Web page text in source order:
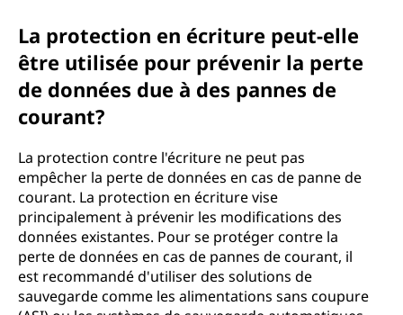
La protection en écriture peut-elle
être utilisée pour prévenir la perte
de données due à des pannes de
courant?
La protection contre l'écriture ne peut pas
empêcher la perte de données en cas de panne de
courant. La protection en écriture vise
principalement à prévenir les modifications des
données existantes. Pour se protéger contre la
perte de données en cas de pannes de courant, il
est recommandé d'utiliser des solutions de
sauvegarde comme les alimentations sans coupure